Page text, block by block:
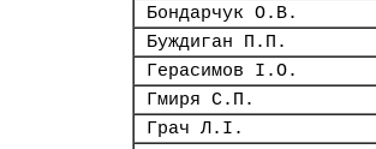
Бондарчук О.В.
Буждиган П.П.
Герасимов І.О.
Гмиря С.П.
Грач Л.І.